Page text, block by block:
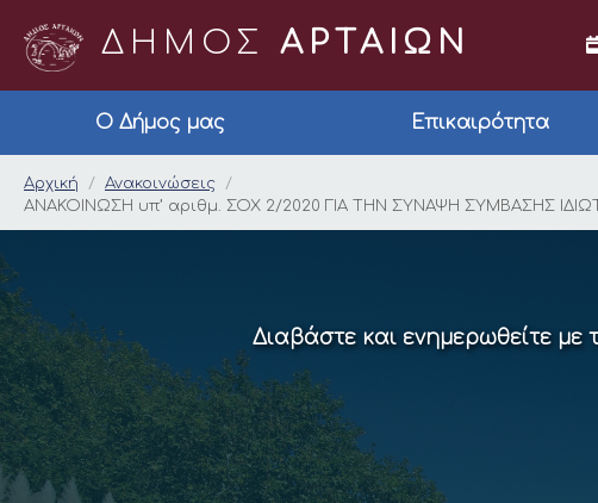
ΔΗΜΟΣ ΑΡΤΑΙΩΝ
Ο Δήμος μας Επικαιρότητα
ΑΝΑΚΟΙΝΩΣΗ υπ’
Αρχική
Ανακοινώσεις
ΑΝΑΚΟΙΝΩΣΗ υπ’ αριθμ. ΣΟΧ 2/2020 ΓΙΑ ΤΗΝ ΣΥΝΑΨΗ ΣΥΜΒΑΣΗΣ
Διαβάστε και ενημερωθείτε